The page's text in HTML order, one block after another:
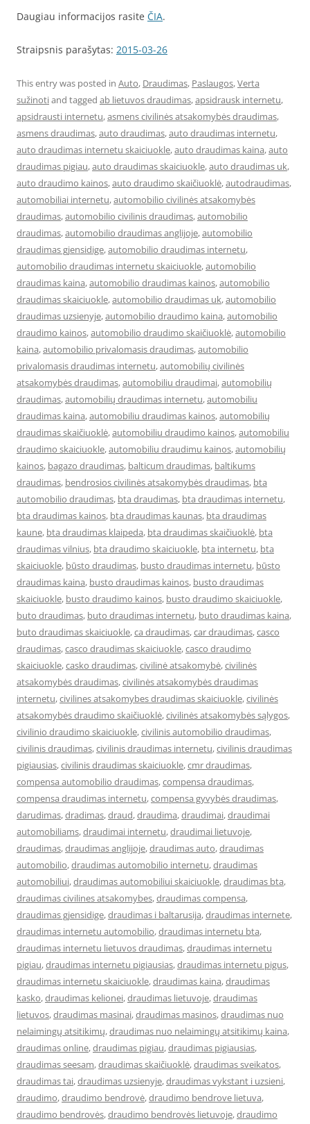
Daugiau informacijos rasite ČIA.
Straipsnis parašytas: 2015-03-26
This entry was posted in Auto, Draudimas, Paslaugos,Verta
sužinotiand tagged ab lietuvos draudimas,apsidrausk internetu,
apsidrausti internetu,asmens civilinės atsakomybės draudimas,
asmens draudimas,auto draudimas,auto draudimas internetu,
auto draudimas internetu skaiciuokle,auto draudimas kaina,auto
draudimas pigiau,auto draudimas skaiciuokle,auto draudimas uk,
auto draudimo kainos,auto draudimo skaičiuoklė,autodraudimas,
automobiliai internetu,automobilio civilinės atsakomybės
draudimas,automobilio civilinis draudimas,automobilio
draudimas,automobilio draudimas anglijoje,automobilio
draudimas gjensidige,automobilio draudimas internetu,
automobilio draudimas internetu skaiciuokle,automobilio
draudimas kaina,automobilio draudimas kainos,automobilio
draudimas skaiciuokle,automobilio draudimas uk,automobilio
draudimas uzsienyje,automobilio draudimo kaina,automobilio
draudimo kainos,automobilio draudimo skaičiuoklė,automobilio
kaina,automobilio privalomasis draudimas,automobilio
privalomasis draudimas internetu,automobilių civilinės
atsakomybės draudimas,automobiliu draudimai,automobilių
draudimas,automobilių draudimas internetu,automobiliu
draudimas kaina,automobiliu draudimas kainos,automobilių
draudimas skaičiuoklė,automobiliu draudimo kainos,automobiliu
draudimo skaiciuokle,automobiliu draudimu kainos,automobilių
kainos, bagazo draudimas, balticum draudimas, baltikums
draudimas, bendrosios civilinės atsakomybės draudimas, bta
automobilio draudimas, bta draudimas, bta draudimas internetu,
bta draudimas kainos, bta draudimas kaunas, bta draudimas
kaune, bta draudimas klaipeda, bta draudimas skaičiuoklė, bta
draudimas vilnius, bta draudimo skaiciuokle, bta internetu, bta
skaiciuokle, būsto draudimas, busto draudimas internetu, būsto
draudimas kaina, busto draudimas kainos, busto draudimas
skaiciuokle, busto draudimo kainos, busto draudimo skaiciuokle,
buto draudimas, buto draudimas internetu, buto draudimas kaina,
buto draudimas skaiciuokle,ca draudimas,car draudimas,casco
draudimas,casco draudimas skaiciuokle,casco draudimo
skaiciuokle,casko draudimas,civilinė atsakomybė,civilinės
atsakomybės draudimas,civilinės atsakomybės draudimas
internetu,civilines atsakomybes draudimas skaiciuokle,civilinės
atsakomybės draudimo skaičiuoklė,civilinės atsakomybės sąlygos,
civilinio draudimo skaiciuokle,civilinis automobilio draudimas,
civilinis draudimas,civilinis draudimas internetu,civilinis draudimas
pigiausias,civilinis draudimas skaiciuokle,cmr draudimas,
compensa automobilio draudimas,compensa draudimas,
compensa draudimas internetu,compensa gyvybės draudimas,
darudimas,dradimas,draud,draudima,draudimai,draudimai
automobiliams,draudimai internetu,draudimai lietuvoje,
draudimas,draudimas anglijoje,draudimas auto,draudimas
automobilio,draudimas automobilio internetu,draudimas
automobiliui,draudimas automobiliui skaiciuokle,draudimas bta,
draudimas civilines atsakomybes,draudimas compensa,
draudimas gjensidige,draudimas i baltarusija,draudimas internete,
draudimas internetu automobilio,draudimas internetu bta,
draudimas internetu lietuvos draudimas,draudimas internetu
pigiau,draudimas internetu pigiausias,draudimas internetu pigus,
draudimas internetu skaiciuokle,draudimas kaina,draudimas
kasko,draudimas kelionei,draudimas lietuvoje,draudimas
lietuvos,draudimas masinai,draudimas masinos,draudimas nuo
nelaimingų atsitikimų,draudimas nuo nelaimingų atsitikimų kaina,
draudimas online,draudimas pigiau,draudimas pigiausias,
draudimas seesam,draudimas skaičiuoklė,draudimas sveikatos,
draudimas tai,draudimas uzsienyje,draudimas vykstant i uzsieni,
draudimo,draudimo bendrovė,draudimo bendrove lietuva,
draudimo bendrovės,draudimo bendrovės lietuvoje,draudimo